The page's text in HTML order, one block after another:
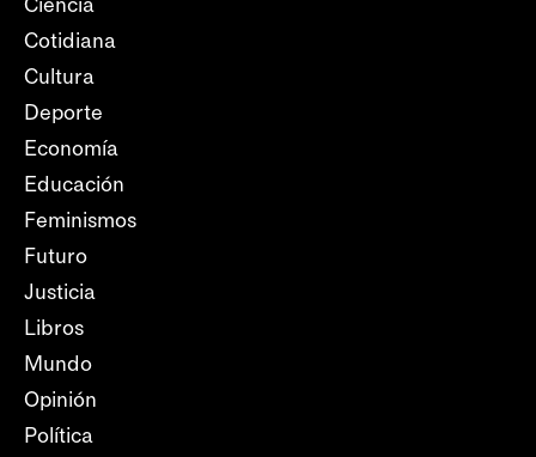
Ciencia
Cotidiana
Cultura
Deporte
Economía
Educación
Feminismos
Futuro
Justicia
Libros
Mundo
Opinión
Política